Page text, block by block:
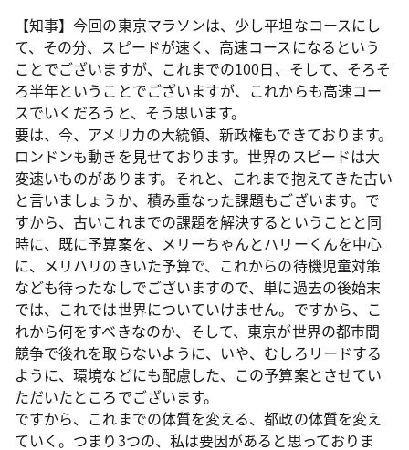
【知事】今回の東京マラソンは、少し平坦なコースにし
て、その分、スピードが速く、高速コースになるという
ことでございますが、これまでの100日、そして、そろそ
ろ半年ということでございますが、これからも高速コー
スでいくだろうと、そう思います。
要は、今、アメリカの大統領、新政権もできております。
ロンドンも動きを見せております。世界のスピードは大
変速いものがあります。それと、これまで抱えてきた古い
と言いましょうか、積み重なった課題もございます。で
すから、古いこれまでの課題を解決するということと同
時に、既に予算案を、メリーちゃんとハリーくんを中心
に、メリハリのきいた予算で、これからの待機児童対策
なども待ったなしでございますので、単に過去の後始末
では、これでは世界についていけません。ですから、こ
れから何をすべきなのか、そして、東京が世界の都市間
競争で後れを取らないように、いや、むしろリードする
ように、環境などにも配慮した、この予算案とさせてい
ただいたところでございます。
ですから、これまでの体質を変える、都政の体質を変え
ていく。つまり3つの、私は要因があると思っておりま